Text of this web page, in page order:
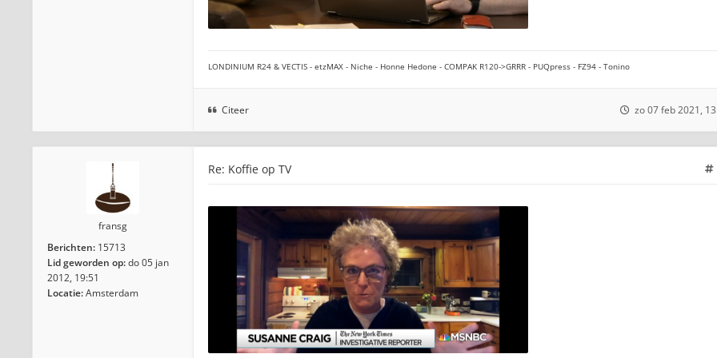
LONDINIUM R24 & VECTIS - etzMAX - Niche - Honne Hedone - COMPAK R120->GRRR - PUQpress - FZ94 - Tonino
Citeer zo 07 feb 2021,
fransg
Berichten: 15713
Lid geworden op:do 05 jan
2012, 19:51
Locatie:Amsterdam
Re: Koffie op TV